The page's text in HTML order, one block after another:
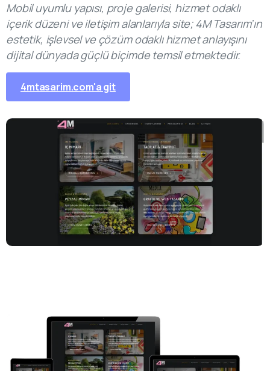
Mobil uyumlu yapısı, proje galerisi, hizmet odaklı
içerik düzeni ve iletişim alanlarıyla site; 4M Tasarım’ın
estetik, işlevsel ve çözüm odaklı hizmet anlayışını
dijital dünyada güçlü biçimde temsil etmektedir.
4mtasarim.com'a git